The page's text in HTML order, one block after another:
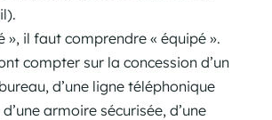
», il faut comprendre « équipé ».
compter sur la concession d’un
d’une ligne téléphonique
armoire sécurisée, d’une